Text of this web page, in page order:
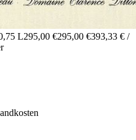
L295,00 €295,00 €393,33 € /